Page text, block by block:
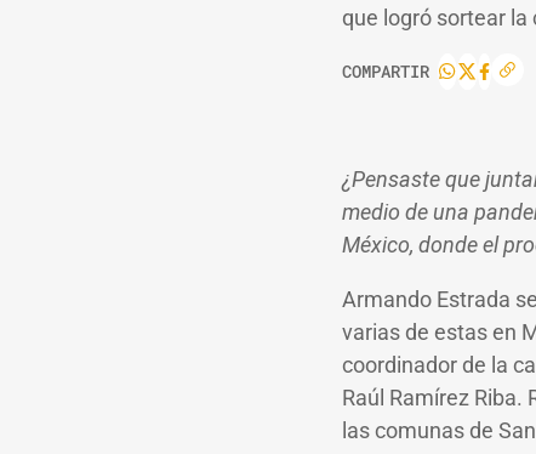
que logró sortear
COMPARTIR
¿Pensaste que
medio de una
México, donde el
Armando Estrada
varias de estas en
coordinador de la
Raúl Ramírez
las comunas de